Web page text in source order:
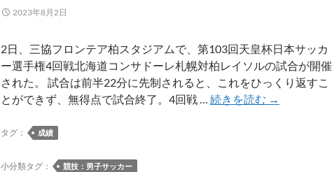
2023年8月2日
2日、三協フロンテア柏スタジアムで、第103回天皇杯日本サッカ
ー選手権4回戦北海道コンサドーレ札幌対柏レイソルの試合が開催
された。 試合は前半22分に先制されると、これをひっくり返すこ
とができず、無得点で試合終了。4回戦 … 続きを読む 第
→
タグ： 成績
小分類タグ： 競技：男子サッカー